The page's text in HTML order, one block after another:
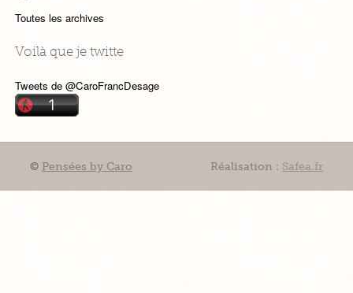
Toutes les archives
Voilà que je twitte
Tweets de @CaroFrancDesage
© Pensées by Caro Réalisation : Safea.fr